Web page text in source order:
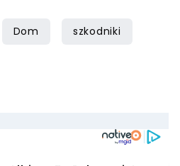
na
Dom szkodniki